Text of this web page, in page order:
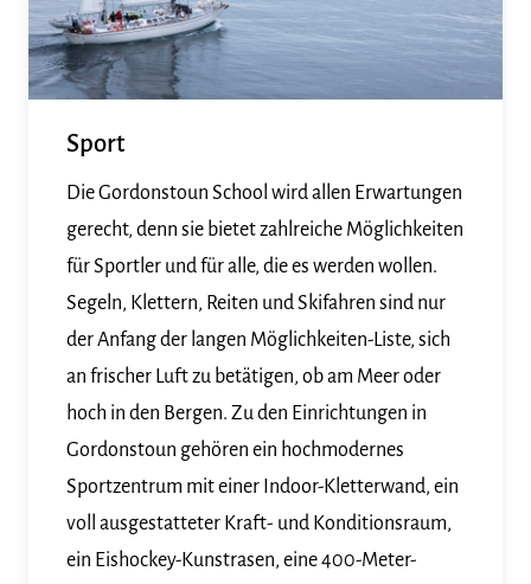
Sport
Die Gordonstoun School wird allen Erwartungen
gerecht, denn sie bietet zahlreiche Möglichkeiten
für Sportler und für alle, die es werden wollen.
Segeln, Klettern, Reiten und Skifahren sind nur
der Anfang der langen Möglichkeiten-Liste, sich
an frischer Luft zu betätigen, ob am Meer oder
hoch in den Bergen. Zu den Einrichtungen in
Gordonstoun gehören ein hochmodernes
Sportzentrum mit einer Indoor-Kletterwand, ein
voll ausgestatteter Kraft- und Konditionsraum,
ein Eishockey-Kunstrasen, eine 400-Meter-